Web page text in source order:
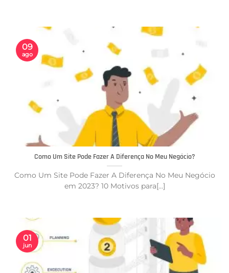
Como Um Site Pode Fazer A Diferença No Meu Negócio?
Como Um Site Pode Fazer A Diferença No Meu Negócio
em 2023? 10 Motivos para[...]
09
ago
01
jun